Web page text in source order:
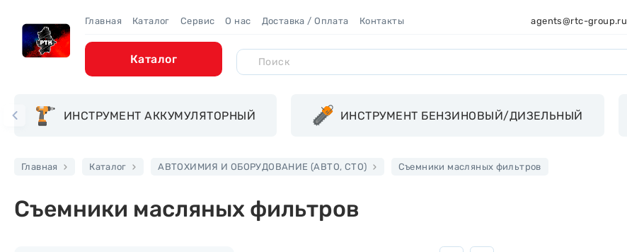
Главная Каталог Сервис О нас Доставка / Оплата Контакты agents@rtc-group.ru
Каталог
ИНСТРУМЕНТ АККУМУЛЯТОРНЫЙ ИНСТРУМЕНТ БЕНЗИНОВЫЙ/ДИЗЕЛЬНЫЙ
Главная Каталог АВТОХИМИЯ И ОБОРУДОВАНИЕ (АВТО, СТО) Съемники масляных фильтров
Съемники масляных фильтров